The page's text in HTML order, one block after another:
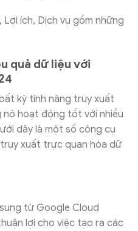
quả dữ liệu với
kỳ tính năng truy xuất
nó hoạt động tốt với nhiều
dây là một số công cụ
xuất trực quan hóa dữ
từ Google Cloud
lợi cho việc tạo ra các